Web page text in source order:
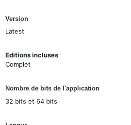
Version
Latest
Editions incluses
Complet
Nombre de bits de l'application
32 bits et 64 bits